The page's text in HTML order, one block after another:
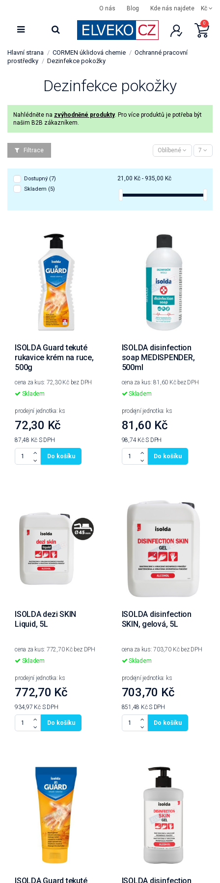
O nás Blog Kde nás najdete Kč
0
Hlavní strana CORMEN úklidová chemie
Ochranné pracovní
prostředky
Dezinfekce pokožky
Dezinfekce pokožky
Nahlédněte na zvýhodněné produkty. Pro více produktů je potřeba být
našim B2B zákazníkem.
Filtrace Oblíbené 7
Dostupný (7)
Skladem (5)
21,00 Kč - 935,00 Kč
ISOLDA Guard tekuté
rukavice krém na ruce,
500g
cena za kus: 72,30 Kč bez DPH
Skladem
prodejní jednotka: ks
72,30 Kč
87,48 Kč S DPH
Do košíku
ISOLDA disinfection
soap MEDISPENDER,
500ml
cena za kus: 81,60 Kč bez DPH
Skladem
prodejní jednotka: ks
81,60 Kč
98,74 KčS DPH
Do košíku
ISOLDA dezi SKIN
Liquid, 5L
cena za kus: 772,70 Kč bez DPH
Skladem
prodejní jednotka: ks
772,70 Kč
934,97 Kč S DPH
Do košíku
ISOLDA disinfection
SKIN, gelová, 5L
cena za kus: 703,70 Kč bez DPH
Skladem
prodejní jednotka: ks
703,70 Kč
851,48 KčS DPH
Do košíku
ISOLDA Guard tekuté ISOLDA disinfection